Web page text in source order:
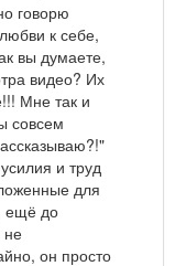
говорю
к себе,
вы думаете,
видео? Их
Мне так и
совсем
и труд
для
ещё до
не
он просто